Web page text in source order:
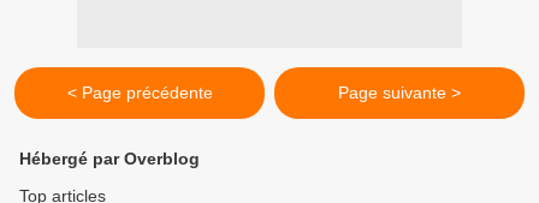
< Page précédente Page suivante >
Hébergé par Overblog
Top articles